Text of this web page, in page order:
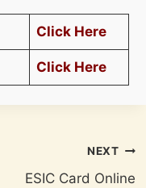
Click Here
Click Here
NEXT
ESIC Card Online